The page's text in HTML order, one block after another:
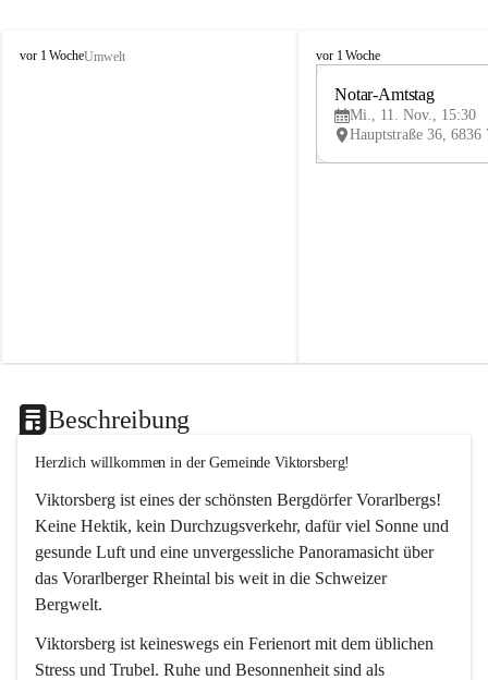
V
vor 1 WocheUmwelt
V
vor 1 Woche
Notar-Amtstag
Mi., 11. Nov., 15:30
Beschreibung
Herzlich willkommen in der Gemeinde Viktorsberg!
Viktorsberg ist eines der schönsten Bergdörfer Vorarlbergs!
Keine Hektik, kein Durchzugsverkehr, dafür viel Sonne und
gesunde Luft und eine unvergessliche Panoramasicht über
das Vorarlberger Rheintal bis weit in die Schweizer
Bergwelt.
Viktorsberg ist keineswegs ein Ferienort mit dem üblichen
Stress und Trubel. Ruhe und Besonnenheit sind als